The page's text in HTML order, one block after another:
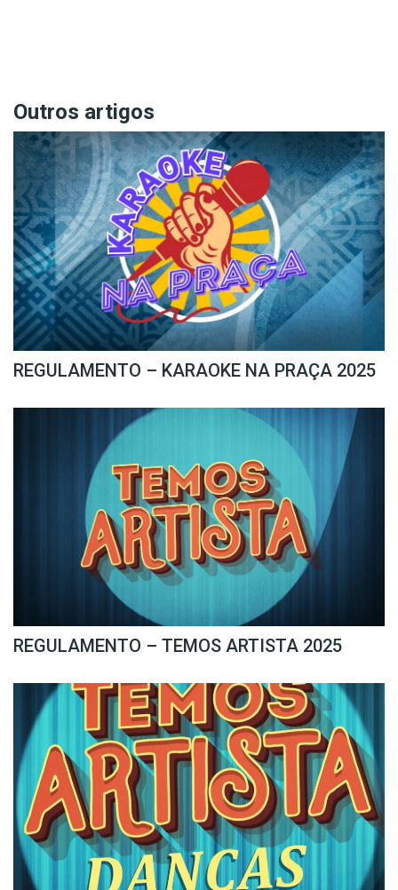
Outros artigos
REGULAMENTO – KARAOKE NA PRAÇA 2025
REGULAMENTO – TEMOS ARTISTA 2025